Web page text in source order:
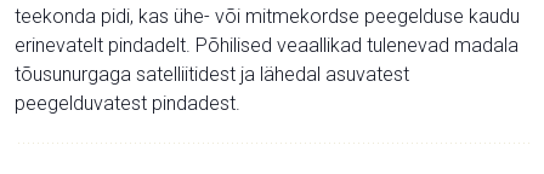
teekonda pidi, kas ühe- või mitmekordse peegelduse kaudu
erinevatelt pindadelt. Põhilised veaallikad tulenevad madala
tõusunurgaga satelliitidest ja lähedal asuvatest
peegelduvatest pindadest.